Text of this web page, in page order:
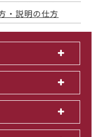
・説明の仕方